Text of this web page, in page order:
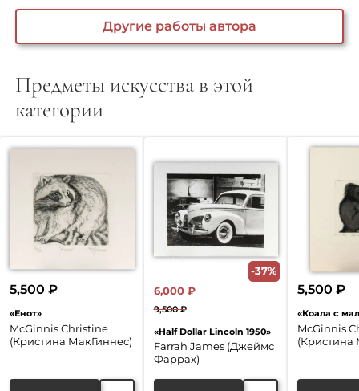
Другие работы автора
Предметы искусства в этой
категории
«Енот»
McGinnis Christine
(Кристина МакГиннес)
5,500₽
-37%
«Half Dollar Lincoln 1950»
Farrah James (Джеймс
Фаррах)
9,500₽
Первоначальная
цена
составляла
9,500 ₽.
6,000 ₽
Текущая
цена:
6,000 ₽.
«Коала с
McGinnis
(Кристина
5,500 ₽